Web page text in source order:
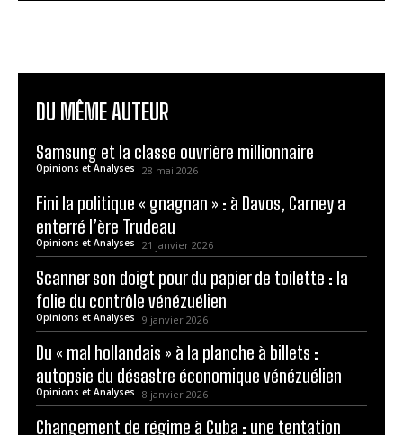
DU MÊME AUTEUR
Samsung et la classe ouvrière millionnaire
Opinions et Analyses 28 mai 2026
Fini la politique « gnagnan » : à Davos, Carney a
enterré l’ère Trudeau
Opinions et Analyses 21 janvier 2026
Scanner son doigt pour du papier de toilette : la
folie du contrôle vénézuélien
Opinions et Analyses 9 janvier 2026
Du « mal hollandais » à la planche à billets :
autopsie du désastre économique vénézuélien
Opinions et Analyses 8 janvier 2026
Changement de régime à Cuba : une tentation